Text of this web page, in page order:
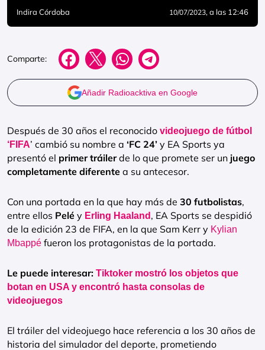
Indira Córdoba 10/07/2023, a las 12:46
Comparte:
Añadir Radioacktiva en Google
Después de 30 años el reconocido videojuego de fútbol
‘FIFA’ cambió su nombre a ‘FC 24’ y EA Sports ya
presentó el primer tráilerde lo que promete ser un juego
completamente diferente a su antecesor.
Con una portada en la que hay más de 30 futbolistas,
entre ellos Pelé y Erling Haaland , EA Sports se despidió
de la edición 23 de FIFA, en la que Sam Kerr y Kylian
Mbappé fueron los protagonistas de la portada.
Le puede interesar: Tiktoker mostró los objetos que
botan en USA y encontró hasta consolas de
videojuegos
El tráiler del videojuego hace referencia a los 30 años de
historia del simulador del deporte, prometiendo